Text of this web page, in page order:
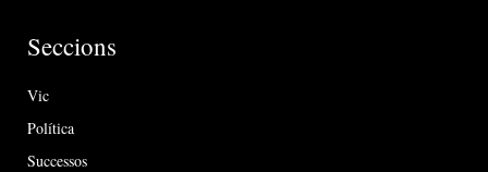
Seccions
Vic
Política
Successos